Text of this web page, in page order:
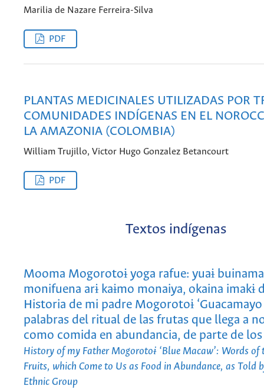
Marilia de Nazare Ferreira-Silva
PDF
PLANTAS MEDICINALES UTILIZADAS POR
COMUNIDADES INDÍGENAS EN EL
LA AMAZONIA (COLOMBIA)
William Trujillo, Victor Hugo Gonzalez Betancourt
PDF
Textos indígenas
Mooma Mogorotoɨ yoga rafue: yuaɨ buinama
monifuena arɨ kaɨmo monaiya, okaina imakɨ
Historia de mi padre Mogorotoɨ ‘Guacamayo
palabras del ritual de las frutas que llega a
como comida en abundancia, de parte de
History of my Father Mogorotoɨ ‘Blue Macaw’: Words
Fruits, which Come to Us as Food in Abundance, as Told
Ethnic Group